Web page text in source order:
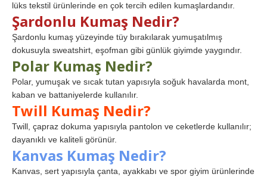
lüks tekstil ürünlerinde en çok tercih edilen kumaşlardandır.
Şardonlu Kumaş Nedir?
Şardonlu kumaş yüzeyinde tüy bırakılarak yumuşatılmış
dokusuyla sweatshirt, eşofman gibi günlük giyimde yaygındır.
Polar Kumaş Nedir?
Polar, yumuşak ve sıcak tutan yapısıyla soğuk havalarda mont,
kaban ve battaniyelerde kullanılır.
Twill Kumaş Nedir?
Twill, çapraz dokuma yapısıyla pantolon ve ceketlerde kullanılır;
dayanıklı ve kaliteli görünür.
Kanvas Kumaş Nedir?
Kanvas, sert yapısıyla çanta, ayakkabı ve spor giyim ürünlerinde